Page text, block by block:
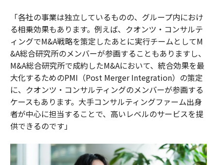
「各社の事業は独立しているものの、グループ内におけ
る相乗効果もあります。例えば、クオンツ・コンサルテ
ィングでM&A戦略を策定したあとに実行チームとしてM
&A総合研究所のメンバーが参画することもありますし、
M&A総合研究所で成約したM&Aにおいて、統合効果を最
大化するためのPMI（Post Merger Integration）の策定
に、クオンツ・コンサルティングのメンバーが参画する
ケースもあります。大手コンサルティングファーム出身
者が中心に担当することで、高いレベルのサービスを提
供できるのです」